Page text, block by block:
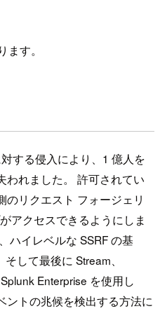
す。
する侵入により、1 億人を
われました。 許可されてい
リクエスト フォージェリ
アクセスできるようにしま
ハイレベルな SSRF の基
して最後に Stream、
Enterprise を使用し
ントの兆候を検出する方法に